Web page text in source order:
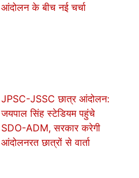
आंदोलन के बीच नई चर्चा
JPSC-JSSC छात्र आंदोलन:
जयपाल सिंह स्टेडियम पहुंचे
SDO-ADM, सरकार करेगी
आंदोलनरत छात्रों से वार्ता